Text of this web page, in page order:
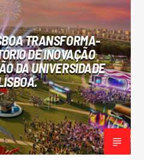
TRANSFORMA-
DE INOVAÇÃO
DA UNIVERSIDADE